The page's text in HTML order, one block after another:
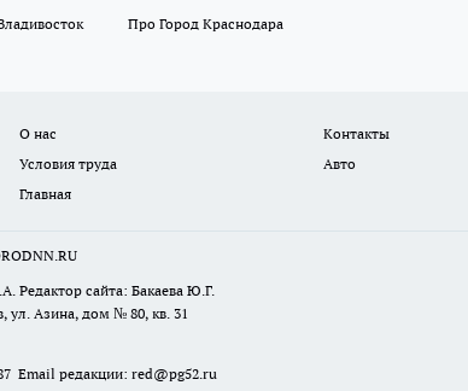
Про Город Краснодара
О нас
Контакты
Условия труда
Авто
Главная
Редактор сайта: Бакаева Ю.Г.
ул. Азина, дом № 80, кв. 31
Email редакции: red@pg52.ru